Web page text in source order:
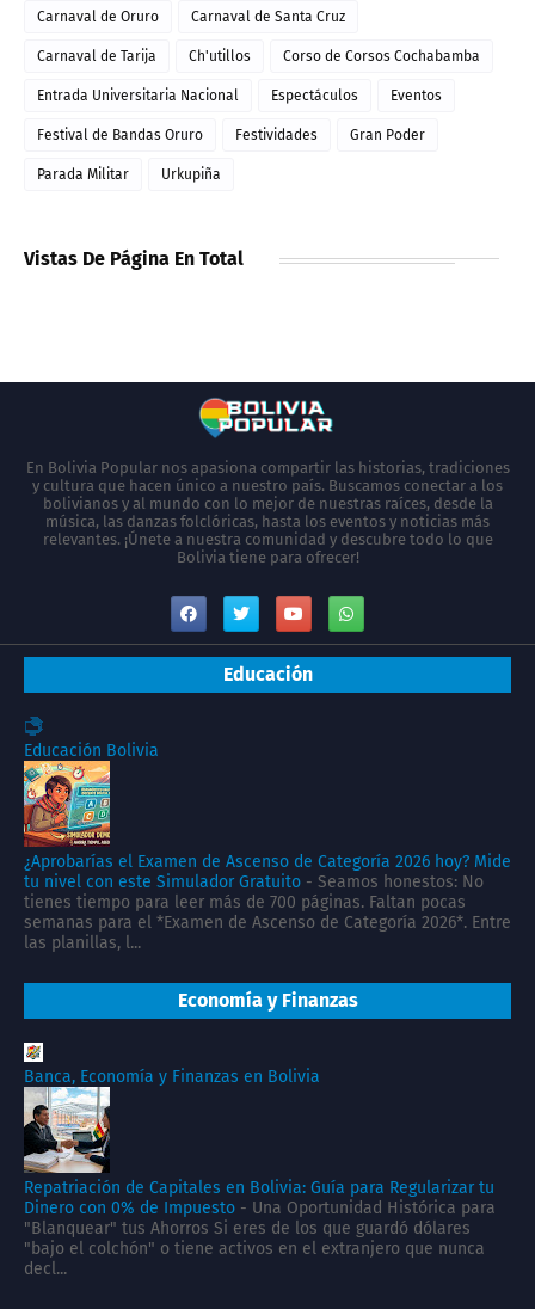
Carnaval de Oruro Carnaval de Santa Cruz
Carnaval de Tarija Ch'utillos Corso de Corsos Cochabamba
Entrada Universitaria Nacional Espectáculos Eventos
Festival de Bandas Oruro Festividades Gran Poder
Parada Militar Urkupiña
Vistas De Página En Total
En Bolivia Popular nos apasiona compartir las historias, tradiciones
y cultura que hacen único a nuestro país. Buscamos conectar a los
bolivianos y al mundo con lo mejor de nuestras raíces, desde la
música, las danzas folclóricas, hasta los eventos y noticias más
relevantes. ¡Únete a nuestra comunidad y descubre todo lo que
Bolivia tiene para ofrecer!
Educación
Educación Bolivia
¿Aprobarías el Examen de Ascenso de Categoría 2026 hoy? Mide
tu nivel con este Simulador Gratuito - Seamos honestos: No
tienes tiempo para leer más de 700 páginas. Faltan pocas
semanas para el *Examen de Ascenso de Categoría 2026*. Entre
las planillas, l...
Economía y Finanzas
Banca, Economía y Finanzas en Bolivia
Repatriación de Capitales en Bolivia: Guía para Regularizar tu
Dinero con 0% de Impuesto - Una Oportunidad Histórica para
"Blanquear" tus Ahorros Si eres de los que guardó dólares
"bajo el colchón" o tiene activos en el extranjero que nunca
decl...